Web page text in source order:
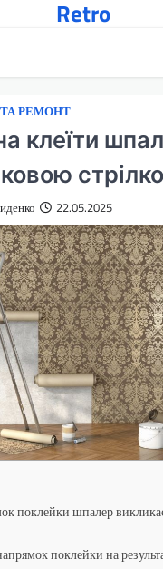
Retro
РЕМОНТ
клеїти
22.05.2025
поклейки шпалер
поклейки на